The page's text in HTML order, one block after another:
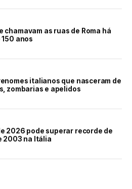
chamavam as ruas de Roma há
150 anos
italianos que nasceram de
zombarias e apelidos
2026 pode superar recorde de
2003 na Itália